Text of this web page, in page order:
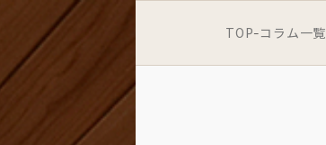
TOP-コラム一覧